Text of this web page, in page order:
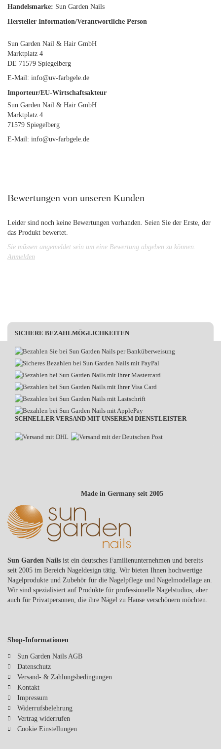
Handelsmarke: Sun Garden Nails
Hersteller Information/Verantwortliche Person
Sun Garden Nail & Hair GmbH
Marktplatz 4
DE 71579 Spiegelberg
E-Mail: info@uv-farbgele.de
Importeur/EU-Wirtschaftsakteur
Sun Garden Nail & Hair GmbH
Marktplatz 4
71579 Spiegelberg
E-Mail: info@uv-farbgele.de
Bewertungen von unseren Kunden
Leider sind noch keine Bewertungen vorhanden. Seien Sie der Erste, der
das Produkt bewertet.
Sie müssen angemeldet sein um eine Bewertung abgeben zu können.
Anmelden
SICHERE BEZAHLMÖGLICHKEITEN
SCHNELLER VERSAND MIT UNSEREM DIENSTLEISTER
Made in Germany seit 2005
Sun Garden Nails ist ein deutsches Familienunternehmen und bereits
seit 2005 im Bereich Nageldesign tätig. Wir bieten Ihnen hochwertige
Nagelprodukte und Zubehör für die Nagelpflege und Nagelmodellage an.
Wir sind spezialisiert auf Produkte für professionelle Nagelstudios, aber
auch für Privatpersonen, die ihre Nägel zu Hause verschönern möchten.
Shop-Informationen
Sun Garden Nails AGB
Datenschutz
Versand- & Zahlungsbedingungen
Kontakt
Impressum
Widerrufsbelehrung
Vertrag widerrufen
Cookie Einstellungen